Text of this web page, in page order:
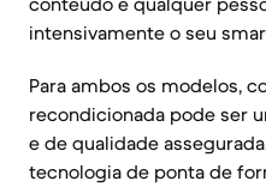
intensivamente o seu
Para ambos os modelos,
recondicionada pode ser
e de qualidade
tecnologia de ponta de